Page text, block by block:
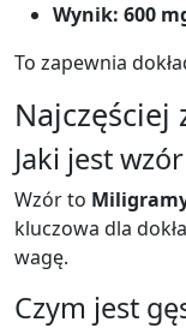
Wynik: 600
To zapewnia
Najczęściej
Jaki jest
Wzór to
kluczowa dla
wagę.
Czym jest